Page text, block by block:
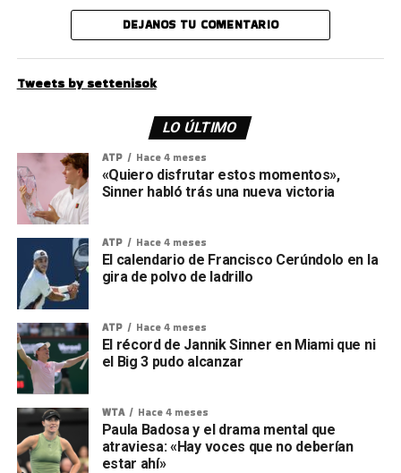
DEJANOS TU COMENTARIO
Tweets by settenisok
LO ÚLTIMO
ATP Hace 4 meses
«Quiero disfrutar estos momentos»,
Sinner habló trás una nueva victoria
ATP Hace 4 meses
El calendario de Francisco Cerúndolo en la
gira de polvo de ladrillo
ATP Hace 4 meses
El récord de Jannik Sinner en Miami que ni
el Big 3 pudo alcanzar
WTA Hace 4 meses
Paula Badosa y el drama mental que
atraviesa: «Hay voces que no deberían
estar ahí»